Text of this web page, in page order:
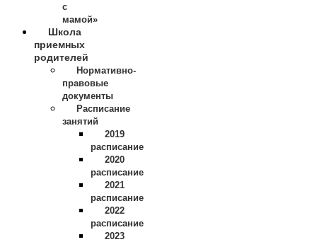
с
мамой»
Школа
приемных
родителей
Нормативно-
правовые
документы
Расписание
занятий
2019
расписание
2020
расписание
2021
расписание
2022
расписание
2023